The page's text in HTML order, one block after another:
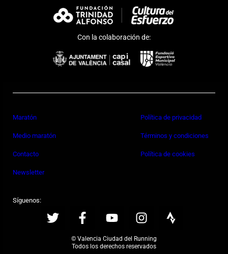
Con la colaboración de:
Maratón
Medio maratón
Contacto
Newsletter
Política de privacidad
Términos y condiciones
Política de cookies
Síguenos:
© Valencia Ciudad del Running
Todos los derechos reservados